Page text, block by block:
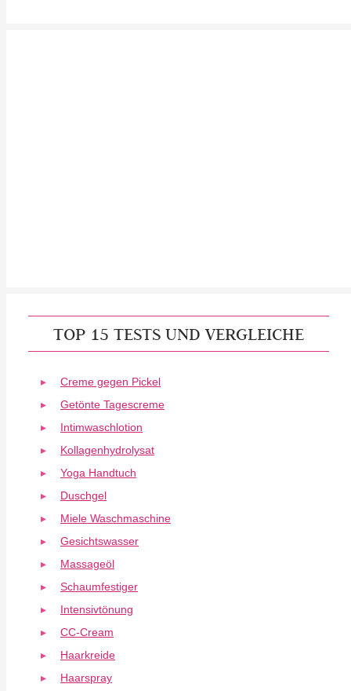
TOP 15 TESTS UND VERGLEICHE
Creme gegen Pickel
Getönte Tagescreme
Intimwaschlotion
Kollagenhydrolysat
Yoga Handtuch
Duschgel
Miele Waschmaschine
Gesichtswasser
Massageöl
Schaumfestiger
Intensivtönung
CC-Cream
Haarkreide
Haarspray